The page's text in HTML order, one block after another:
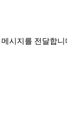
시지를 전달합